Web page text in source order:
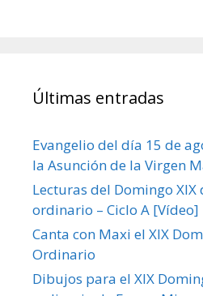
Últimas entradas
Evangelio del día 15 de
la Asunción de la Virgen
Lecturas del Domingo
ordinario – Ciclo A [Vídeo]
Canta con Maxi el XIX
Ordinario
Dibujos para el XIX